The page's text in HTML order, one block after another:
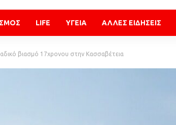
LIFE ΥΓΕΙΑ ΑΛΛΕΣ ΕΙΔΗΣΕΙΣ
βιασμό 17χρονου στην Κασσαβέτεια